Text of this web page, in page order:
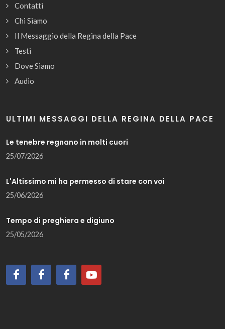
Contatti
Chi Siamo
Il Messaggio della Regina della Pace
Testi
Dove Siamo
Audio
ULTIMI MESSAGGI DELLA REGINA DELLA PACE
Le tenebre regnano in molti cuori
25/07/2026
L'Altissimo mi ha permesso di stare con voi
25/06/2026
Tempo di preghiera e digiuno
25/05/2026